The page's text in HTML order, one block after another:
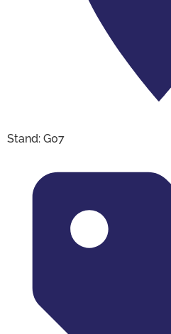
Stand: G07